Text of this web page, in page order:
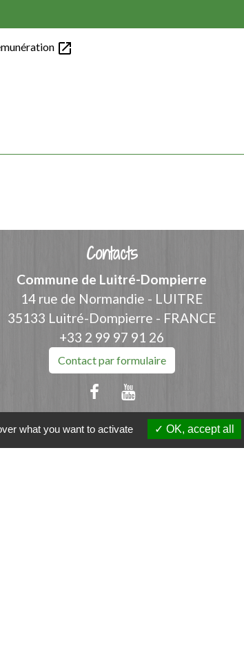
open_in_new
Contacts
Commune de Luitré-Dompierre
14 rue de Normandie - LUITRE
35133 Luitré-Dompierre - FRANCE
+33 2 99 97 91 26
Contact par formulaire
what you want to activate OK, accept all